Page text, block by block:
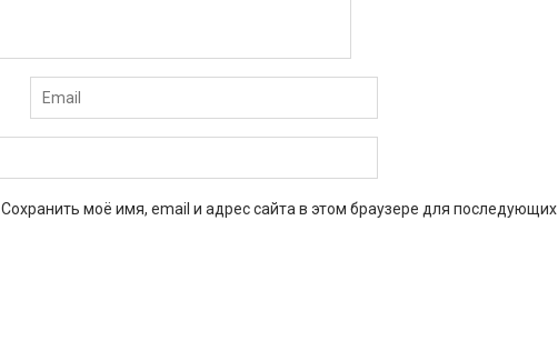
Сохранить моё имя, email и адрес сайта в этом браузере для последующих